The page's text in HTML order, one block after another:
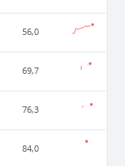
56,0
69,7
76,3
84,0